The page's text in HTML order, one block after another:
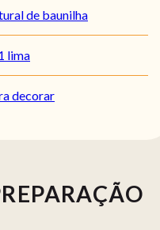
de baunilha
lima
decorar